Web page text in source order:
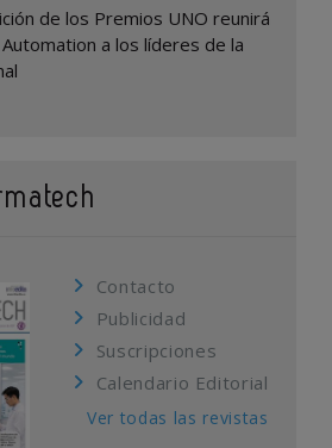
de los Premios UNO reunirá
a los líderes de la
Contacto
Publicidad
Suscripciones
Calendario Editorial
Ver todas las revistas